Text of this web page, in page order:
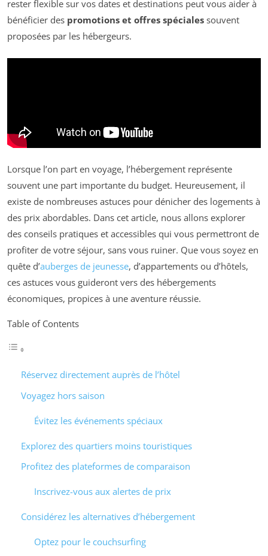
rester flexible sur vos dates et destinations peut vous aider à
bénéficier des promotions et offres spéciales souvent
proposées par les hébergeurs.
Lorsque l’on part en voyage, l’hébergement représente
souvent une part importante du budget. Heureusement, il
existe de nombreuses astuces pour dénicher des logements à
des prix abordables. Dans cet article, nous allons explorer
des conseils pratiques et accessibles qui vous permettront de
profiter de votre séjour, sans vous ruiner. Que vous soyez en
quête d’auberges de jeunesse, d’appartements ou d’hôtels,
ces astuces vous guideront vers des hébergements
économiques, propices à une aventure réussie.
Table of Contents
Réservez directement auprès de l’hôtel
Voyagez hors saison
Évitez les événements spéciaux
Explorez des quartiers moins touristiques
Profitez des plateformes de comparaison
Inscrivez-vous aux alertes de prix
Considérez les alternatives d’hébergement
Optez pour le couchsurfing